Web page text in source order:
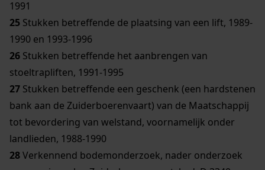
1991
25 Stukken betreffende de plaatsing van een lift, 1989-
1990 en 1993-1996
26 Stukken betreffende het aanbrengen van
stoeltrapliften, 1991-1995
27 Stukken betreffende een geschenk (een hardstenen
bank aan de Zuiderboerenvaart) van de Maatschappij
tot bevordering van welstand, voornamelijk onder
landlieden, 1988-1990
28Verkennend bodemonderzoek, nader onderzoek